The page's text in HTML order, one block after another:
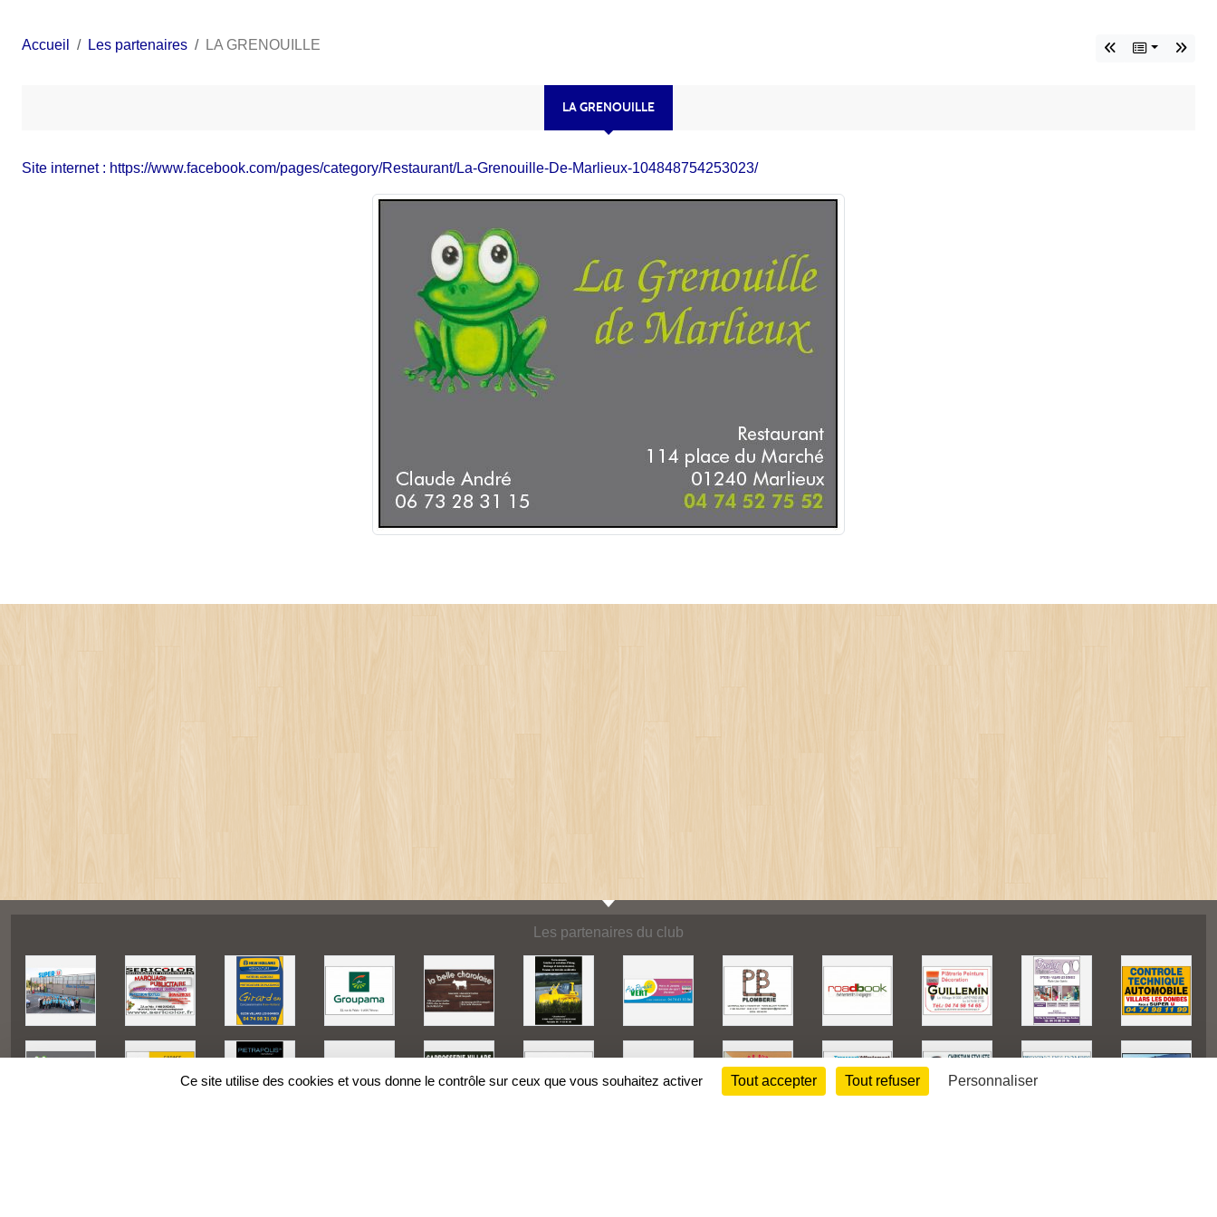
Accueil Les partenaires LA GRENOUILLE
LA GRENOUILLE
Site internet : https://www.facebook.com/pages/category/Restaurant/La-Grenouille-De-Marlieux-104848754253023/
Les partenaires du club
Ce site utilise des cookies et vous donne le contrôle sur ceux que vous souhaitez activer Tout accepter Tout refuser Personnaliser